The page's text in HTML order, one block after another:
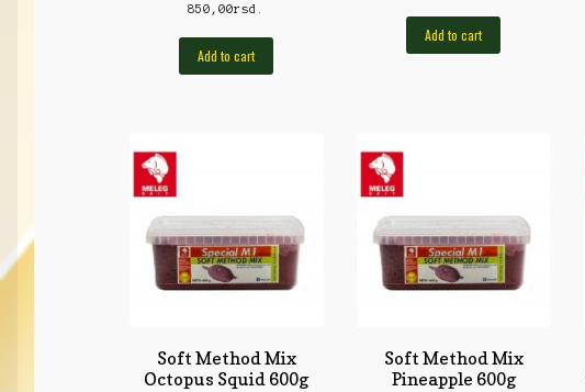
850,00rsd.
Add to cart
Add to cart
Soft Method Mix
Octopus Squid 600g
Soft Method Mix
Pineapple 600g